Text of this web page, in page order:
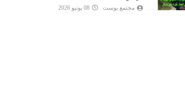
مجتمع بوست 08 يونيو 2026